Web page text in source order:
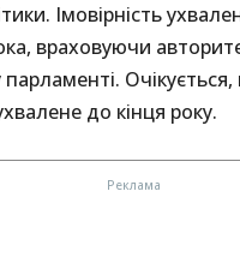
Імовірність
враховуючи
у парламенті.
до кінця року.